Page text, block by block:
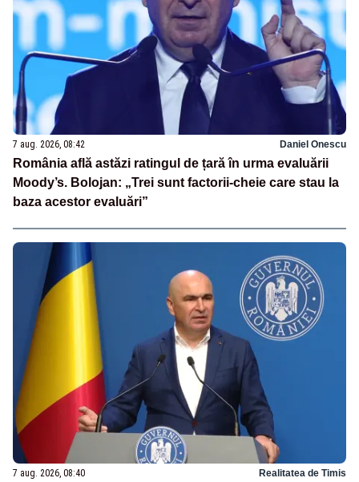
7 aug. 2026, 08:42 Daniel Onescu
România află astăzi ratingul de țară în urma evaluării
Moody’s. Bolojan: „Trei sunt factorii-cheie care stau la
baza acestor evaluări”
7 aug. 2026, 08:40 Realitatea de Timis